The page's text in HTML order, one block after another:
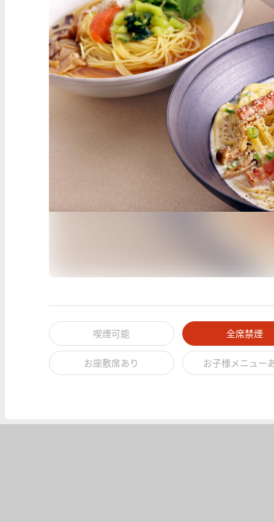
喫煙可能 全席禁煙
お座敷席あり お子様メニュー